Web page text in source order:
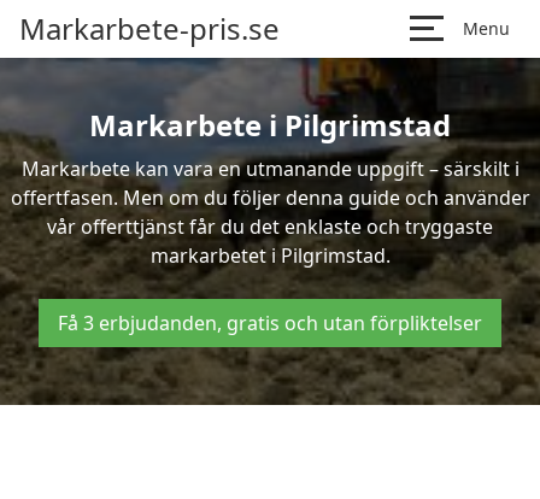
Markarbete-pris.se Menu
Markarbete i Pilgrimstad
Markarbete kan vara en utmanande uppgift – särskilt i
offertfasen. Men om du följer denna guide och använder
vår offerttjänst får du det enklaste och tryggaste
markarbetet i Pilgrimstad.
Få 3 erbjudanden, gratis och utan förpliktelser